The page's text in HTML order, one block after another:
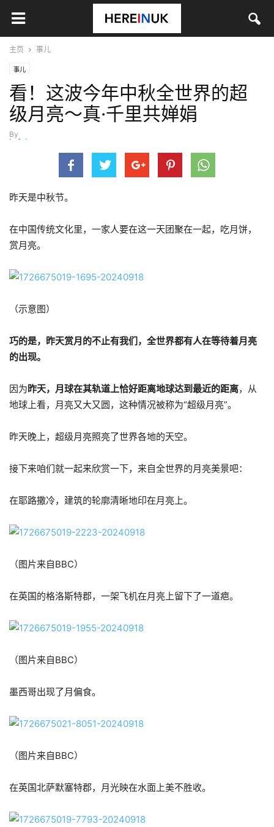
主页 事儿
事儿
看！这波今年中秋全世界的超
级月亮～真·千里共婵娟
By
hefei
昨天是中秋节。
在中国传统文化里，一家人要在这一天团聚在一起，吃月饼，
赏月亮。
（示意图）
巧的是，昨天赏月的不止有我们，全世界都有人在等待着月亮
的出现。
因为昨天，月球在其轨道上恰好距离地球达到最近的距离，从
地球上看，月亮又大又圆，这种情况被称为“超级月亮”。
昨天晚上，超级月亮照亮了世界各地的天空。
接下来咱们就一起来欣赏一下，来自全世界的月亮美景吧：
在耶路撒冷，建筑的轮廓清晰地印在月亮上。
（图片来自BBC）
在英国的格洛斯特郡，一架飞机在月亮上留下了一道疤。
（图片来自BBC）
墨西哥出现了月偏食。
（图片来自BBC）
在英国北萨默塞特郡，月光映在水面上美不胜收。